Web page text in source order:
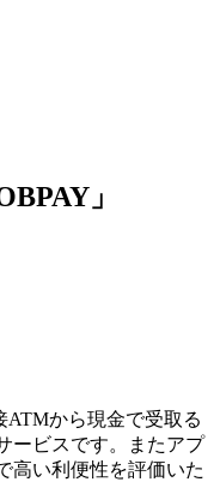
」
から現金で受取る
ビスです。またアプ
い利便性を評価いた